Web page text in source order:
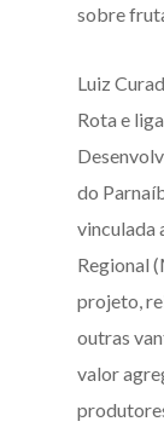
sobre
Luiz
Rota e
do
vinculada
Regional
projeto,
outras
valor